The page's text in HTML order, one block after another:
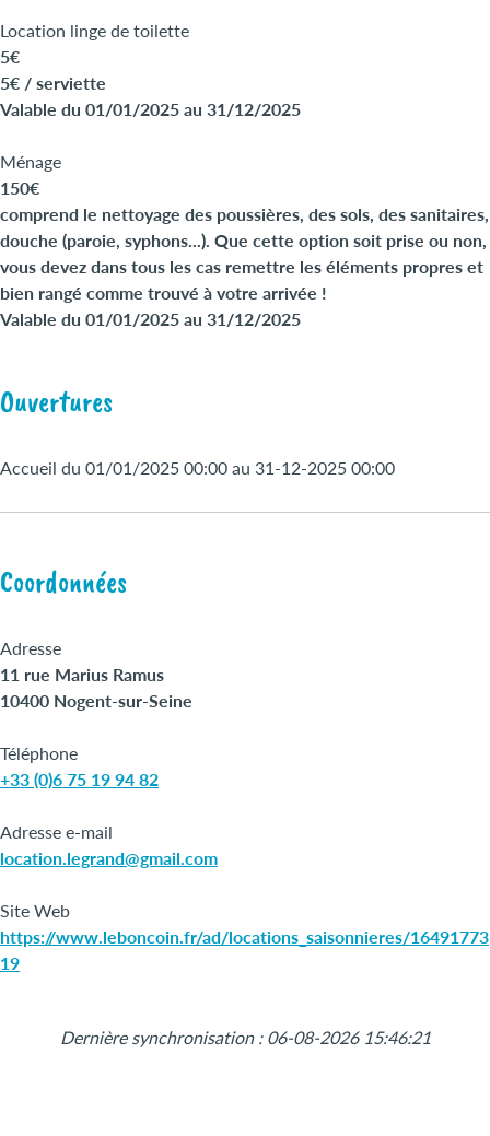
Location linge de toilette
5€
5€ / serviette
Valable du 01/01/2025 au 31/12/2025
Ménage
150€
comprend le nettoyage des poussières, des sols, des sanitaires,
douche (paroie, syphons...). Que cette option soit prise ou non,
vous devez dans tous les cas remettre les éléments propres et
bien rangé comme trouvé à votre arrivée !
Valable du 01/01/2025 au 31/12/2025
Ouvertures
Accueil du 01/01/2025 00:00 au 31-12-2025 00:00
Coordonnées
Adresse
11 rue Marius Ramus
10400 Nogent-sur-Seine
Téléphone
+33 (0)6 75 19 94 82
Adresse e-mail
location.legrand@gmail.com
Site Web
https://www.leboncoin.fr/ad/locations_saisonnieres/16491773
19
Dernière synchronisation : 06-08-2026 15:46:21